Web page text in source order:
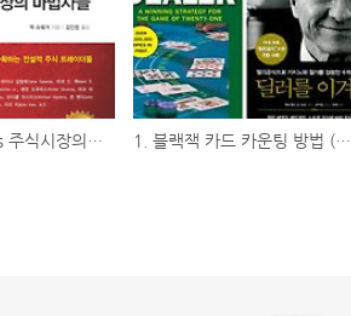
Market Wizards 주식시장의 마법사들 - 잭 슈웨거 1. 블랙잭 카드 카운팅 방법 (Feat. 딜러를 이겨라, Beat the Dealer.)